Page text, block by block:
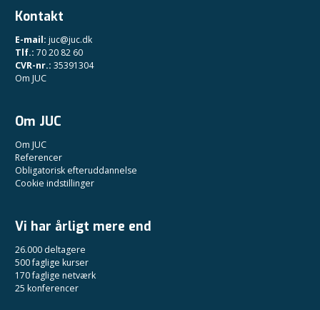
Kontakt
E-mail: juc@juc.dk
Tlf.: 70 20 82 60
CVR-nr.: 35391304
Om JUC
Om JUC
Om JUC
Referencer
Obligatorisk efteruddannelse
Cookie indstillinger
Vi har årligt mere end
26.000 deltagere
500 faglige kurser
170 faglige netværk
25 konferencer